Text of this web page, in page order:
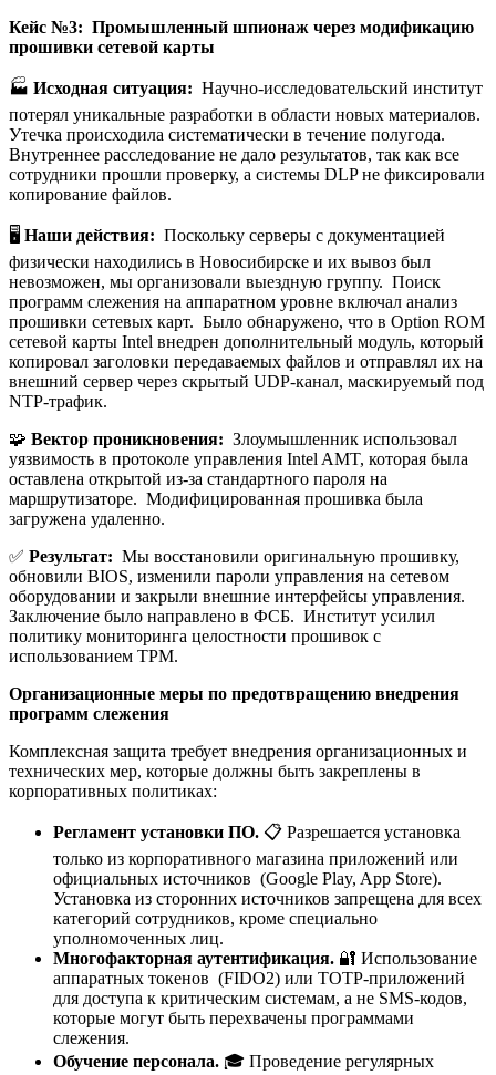
Кейс №3: Промышленный шпионаж через модификацию
прошивки сетевой карты
🏭 Исходная ситуация: Научно-исследовательский институт
потерял уникальные разработки в области новых материалов.
Утечка происходила систематически в течение полугода.
Внутреннее расследование не дало результатов, так как все
сотрудники прошли проверку, а системы DLP не фиксировали
копирование файлов.
🖥️ Наши действия: Поскольку серверы с документацией
физически находились в Новосибирске и их вывоз был
невозможен, мы организовали выездную группу. Поиск
программ слежения на аппаратном уровне включал анализ
прошивки сетевых карт. Было обнаружено, что в Option ROM
сетевой карты Intel внедрен дополнительный модуль, который
копировал заголовки передаваемых файлов и отправлял их на
внешний сервер через скрытый UDP-канал, маскируемый под
NTP-трафик.
🧩 Вектор проникновения: Злоумышленник использовал
уязвимость в протоколе управления Intel AMT, которая была
оставлена открытой из-за стандартного пароля на
маршрутизаторе. Модифицированная прошивка была
загружена удаленно.
✅ Результат: Мы восстановили оригинальную прошивку,
обновили BIOS, изменили пароли управления на сетевом
оборудовании и закрыли внешние интерфейсы управления.
Заключение было направлено в ФСБ. Институт усилил
политику мониторинга целостности прошивок с
использованием TPM.
Организационные меры по предотвращению внедрения
программ слежения
Комплексная защита требует внедрения организационных и
технических мер, которые должны быть закреплены в
корпоративных политиках:
Регламент установки ПО. 📋 Разрешается установка
только из корпоративного магазина приложений или
официальных источников (Google Play, App Store).
Установка из сторонних источников запрещена для всех
категорий сотрудников, кроме специально
уполномоченных лиц.
Многофакторная аутентификация. 🔐 Использование
аппаратных токенов (FIDO2) или TOTP-приложений
для доступа к критическим системам, а не SMS-кодов,
которые могут быть перехвачены программами
слежения.
Обучение персонала. 🎓 Проведение регулярных